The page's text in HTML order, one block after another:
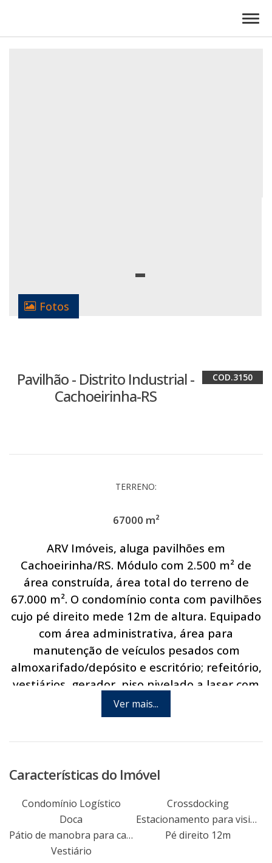
Fotos
Pavilhão - Distrito Industrial -
Cachoeirinha-RS
3150
TERRENO:
67000 m²
ARV Imóveis, aluga pavilhões em
Cachoeirinha/RS. Módulo com 2.500 m² de
área construída, área total do terreno de
67.000 m². O condomínio conta com pavilhões
cujo pé direito mede 12m de altura. Equipado
com área administrativa, área para
manutenção de veículos pesados com
almoxarifado/depósito e escritório; refeitório,
vestiários, gerador, piso nivelado a laser com
capacidade de 6 t/m², doca, Crossdocking,
amplo pátio para manobra de
do ramo logístico, mecânica de veículos
Excelente localização, de frente para a Av.
Frederico Augusto Ritter, com fácil acesso às
principais rodovias do município, às cidades
da região metropolitana e Porto Alegre.
Ver mais...
Características do Imóvel
Condomínio Logístico
Crossdocking
Doca
Estacionamento para visitantes
Pátio de manobra para caminhões e carretas
Pé direito 12m
Vestiário